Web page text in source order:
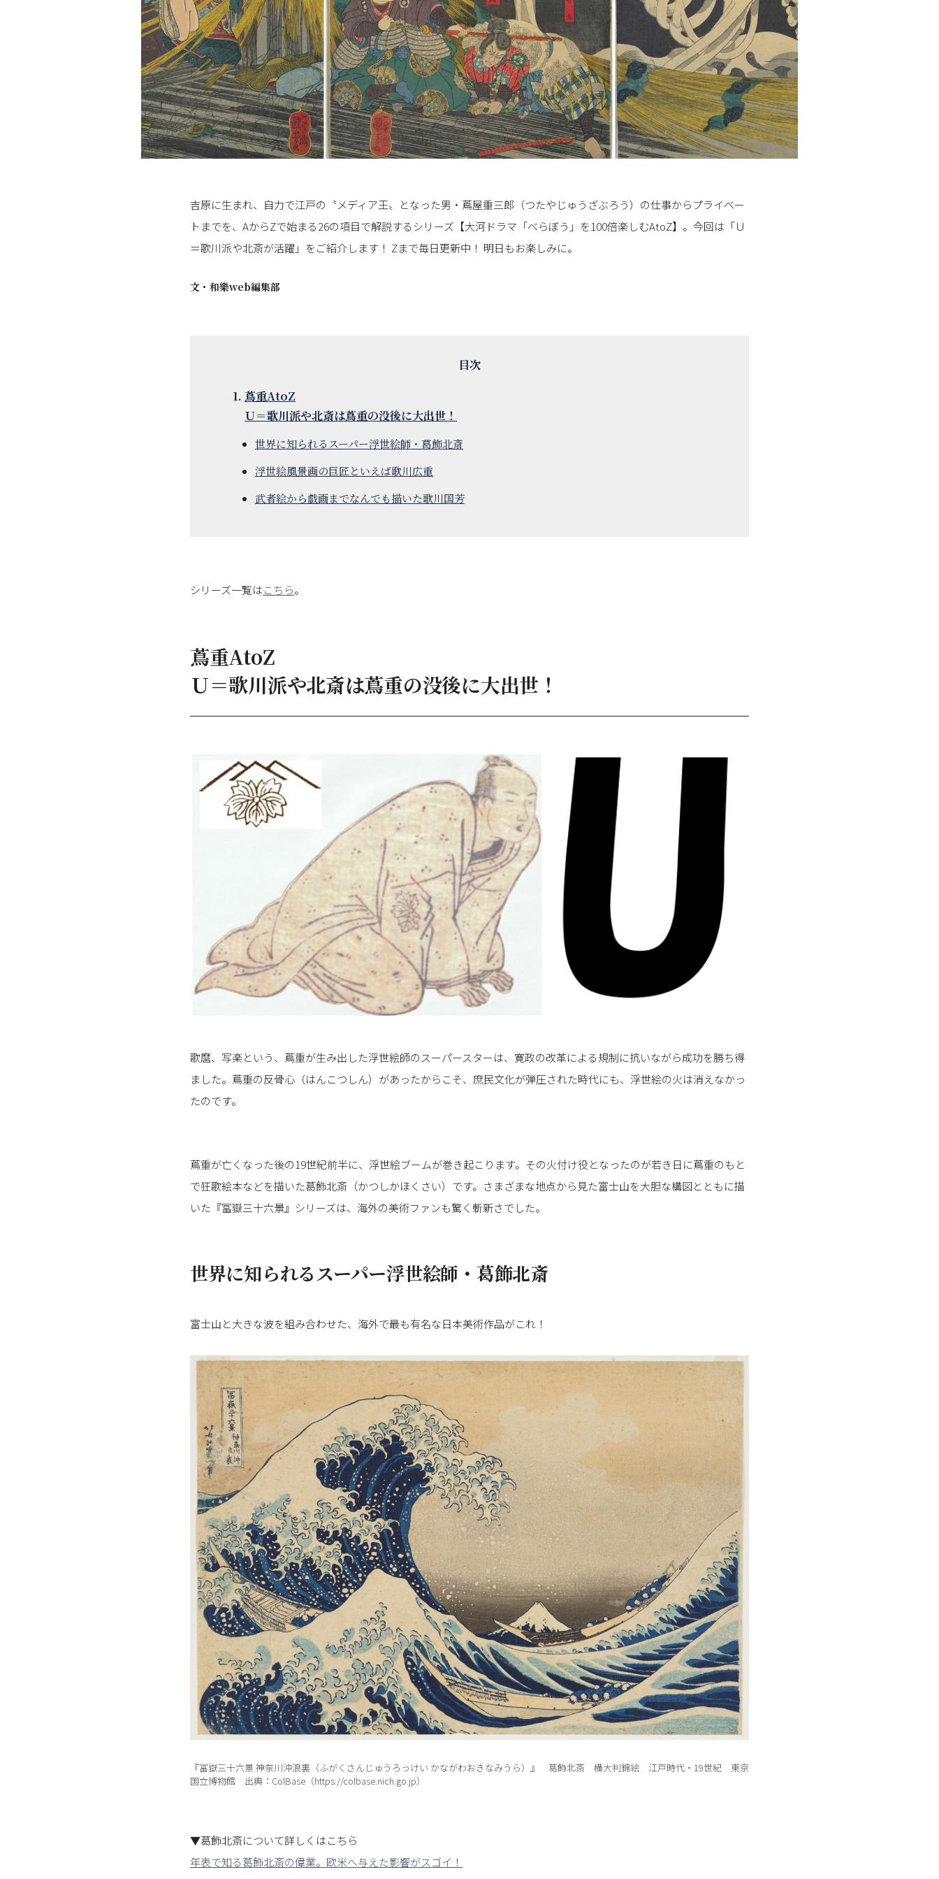
吉原に生まれ、自力で江戸の〝メディア王〟となった男・蔦屋重三郎（つたやじゅうざぶろう）の仕事からプライベー
トまでを、AからZで始まる26の項目で解説するシリーズ【大河ドラマ「べらぼう」を100倍楽しむAtoZ】。今回は「Ｕ
＝歌川派や北斎が活躍」をご紹介します！ Zまで毎日更新中！ 明日もお楽しみに。
文・ 和樂web編集部
蔦重AtoZ
Ｕ＝歌川派や北斎は蔦重の没後に大出世！
世界に知られるスーパー浮世絵師・葛飾北斎
浮世絵風景画の巨匠といえば歌川広重
武者絵から戯画までなんでも描いた歌川国芳
シリーズ一覧はこちら。
蔦重AtoZ
Ｕ＝歌川派や北斎は蔦重の没後に大出世！
歌麿、写楽という、蔦重が生み出した浮世絵師のスーパースターは、寛政の改革による規制に抗いながら成功を勝ち得
ました。蔦重の反骨心（はんこつしん）があったからこそ、庶民文化が弾圧された時代にも、浮世絵の火は消えなかっ
たのです。
蔦重が亡くなった後の19世紀前半に、浮世絵ブームが巻き起こります。その火付け役となったのが若き日に蔦重のもと
で狂歌絵本などを描いた葛飾北斎（かつしかほくさい）です。さまざまな地点から見た富士山を大胆な構図とともに描
いた『冨嶽三十六景』シリーズは、海外の美術ファンも驚く斬新さでした。
世界に知られるスーパー浮世絵師・葛飾北斎
富士山と大きな波を組み合わせた、海外で最も有名な日本美術作品がこれ！
『冨嶽三十六景 神奈川沖浪裏（ふがくさんじゅうろっけい かながわおきなみうら）』 葛飾北斎 横大判錦絵 江戸時代・19世紀 東京
国立博物館 出典：ColBase（https://colbase.nich.go.jp）
▼葛飾北斎について詳しくはこちら
年表で知る葛飾北斎の偉業。欧米へ与えた影響がスゴイ！